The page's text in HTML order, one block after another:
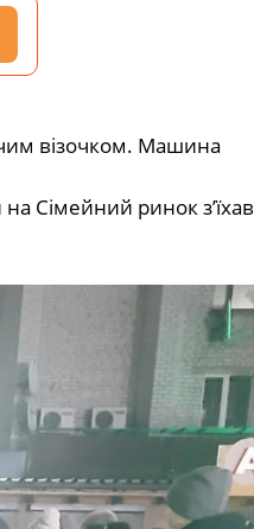
візочком. Машина
Сімейний ринок з’їхав